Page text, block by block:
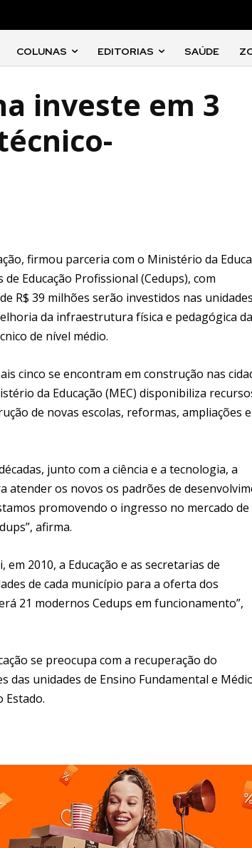
COLUNAS EDITORIAS SAÚDE
investe em 3
firmou parceria com o Ministério da
Educação Profissional (Cedups), com
R$ 39 milhões serão investidos nas
da infraestrutura física e pedagógica
de nível médio.
cinco se encontram em construção nas
da Educação (MEC) disponibiliza
de novas escolas, reformas, ampliações e
junto com a ciência e a tecnologia, a
os novos os padrões de
promovendo o ingresso no mercado de
afirma.
2010, a Educação e as secretarias de
de cada município para a oferta dos
21 modernos Cedups em funcionamento”,
se preocupa com a recuperação do
unidades de Ensino Fundamental e
Estado.